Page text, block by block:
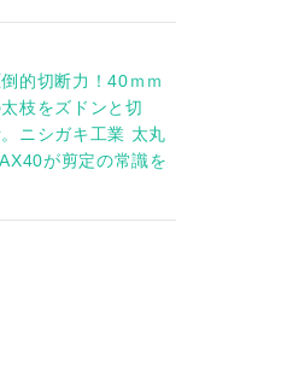
的切断力！40ｍｍ
枝をズドンと切
ニシガキ工業 太丸
が剪定の常識を